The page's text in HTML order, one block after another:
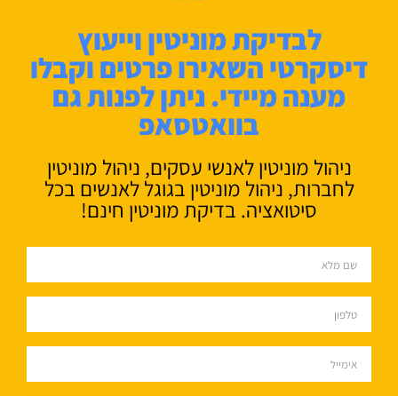
לבדיקת מוניטין וייעוץ
דיסקרטי השאירו פרטים וקבלו
מענה מיידי. ניתן לפנות גם
בוואטסאפ
ניהול מוניטין לאנשי עסקים, ניהול מוניטין
לחברות, ניהול מוניטין בגוגל לאנשים בכל
סיטואציה. בדיקת מוניטין חינם!